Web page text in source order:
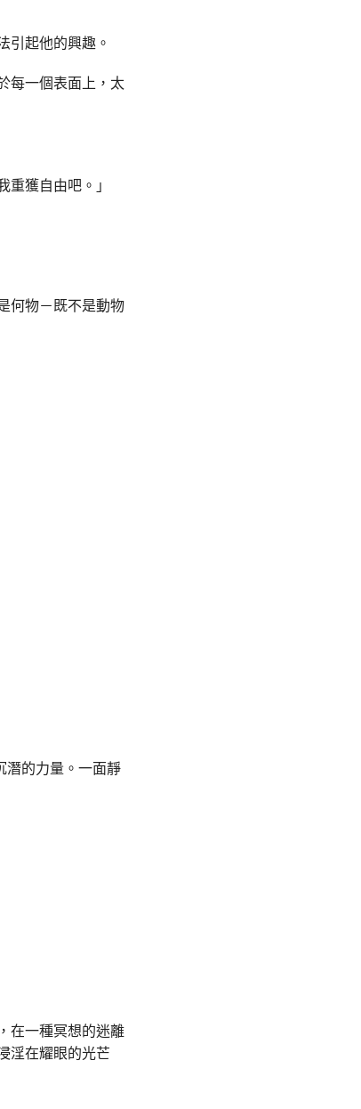
引起他的興趣。
每一個表面上，太
獲自由吧。」
何物－既不是動物
潛的力量。一面靜
在一種冥想的迷離
淫在耀眼的光芒